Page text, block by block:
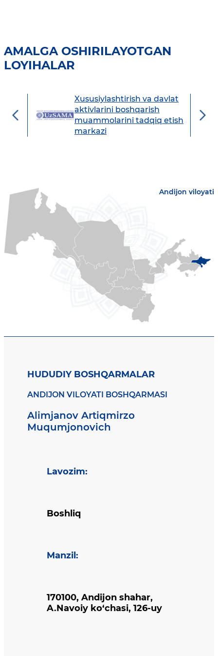
AMALGA OSHIRILAYOTGAN
LOYIHALAR
Xususiylashtirish va davlat
aktivlarini boshqarish
muammolarini tadqiq etish
markazi
Andijon viloyati
HUDUDIY BOSHQARMALAR
ANDIJON VILOYATI BOSHQARMASI
Alimjanov Artiqmirzo
Muqumjonovich
Lavozim:
Boshliq
Manzil :
170100, Andijon shahar,
A.Navoiy ko‘chasi, 126-uy